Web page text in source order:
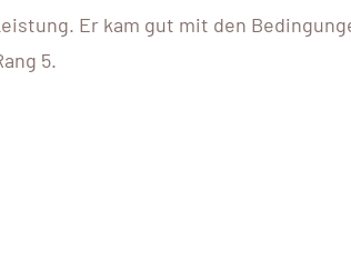
Er kam gut mit den
5.